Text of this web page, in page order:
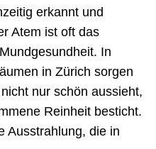
erkannt und
Atem ist oft das
In
in Zürich sorgen
nur schön aussieht,
Reinheit besticht.
Ausstrahlung, die in